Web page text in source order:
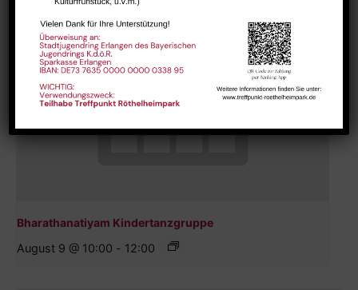
Bharathanatiyam Kindertanzgruppe
August 9 @ 10:00 - 12:00